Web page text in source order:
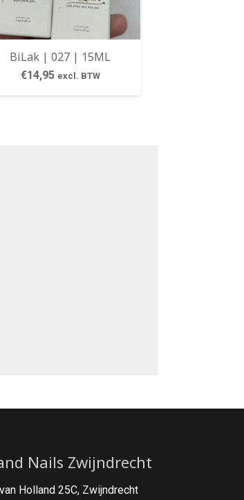
BiLak | 027 | 15ML
€14,95 excl. BTW
Nails Zwijndrecht
Holland 25C, Zwijndrecht